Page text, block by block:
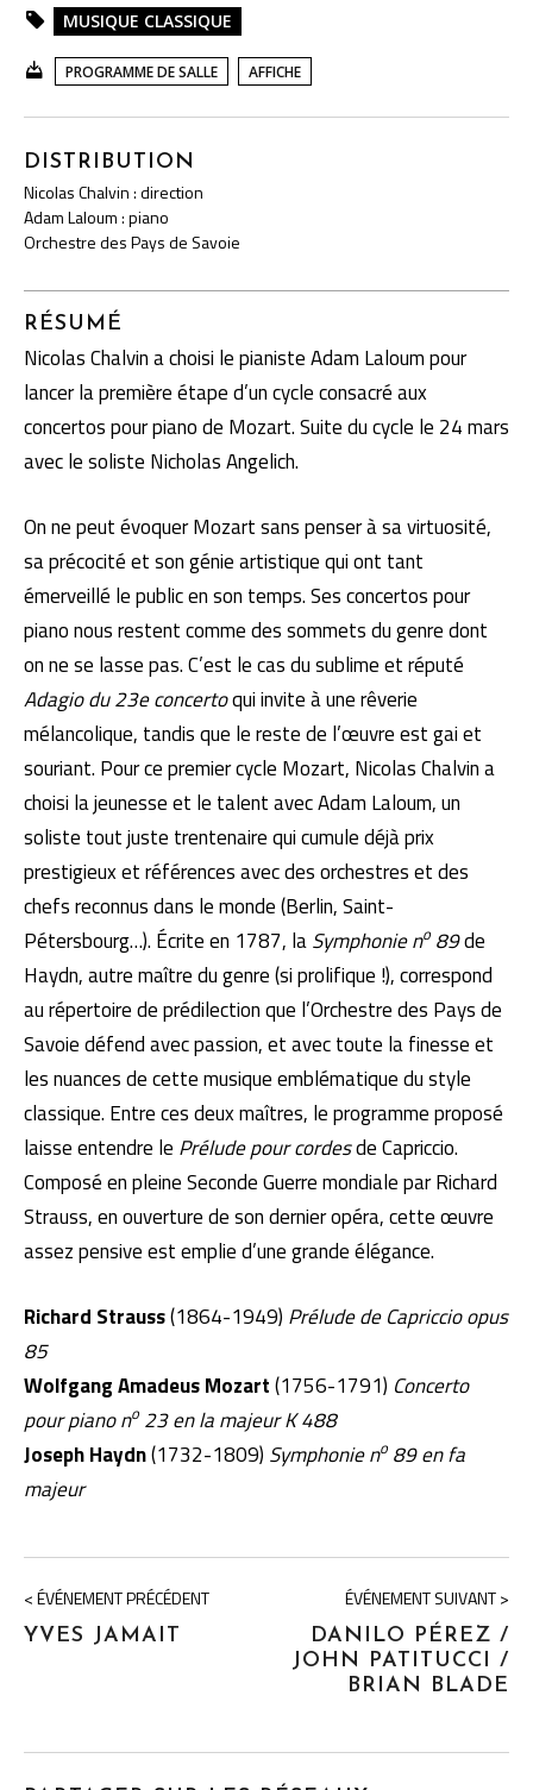
MUSIQUE CLASSIQUE
PROGRAMME DE SALLE AFFICHE
DISTRIBUTION
Nicolas Chalvin : direction
Adam Laloum : piano
Orchestre des Pays de Savoie
RÉSUMÉ
Nicolas Chalvin a choisi le pianiste Adam Laloum pour
lancer la première étape d’un cycle consacré aux
concertos pour piano de Mozart. Suite du cycle le 24 mars
avec le soliste Nicholas Angelich.
On ne peut évoquer Mozart sans penser à sa virtuosité,
sa précocité et son génie artistique qui ont tant
émerveillé le public en son temps. Ses concertos pour
piano nous restent comme des sommets du genre dont
on ne se lasse pas. C’est le cas du sublime et réputé
Adagio du 23e concertoqui invite à une rêverie
mélancolique, tandis que le reste de l’œuvre est gai et
souriant. Pour ce premier cycle Mozart, Nicolas Chalvin a
choisi la jeunesse et le talent avec Adam Laloum, un
soliste tout juste trentenaire qui cumule déjà prix
prestigieux et références avec des orchestres et des
chefs reconnus dans le monde (Berlin, Saint-
Pétersbourg…). Écrite en 1787, laSymphonie no 89de
Haydn, autre maître du genre (si prolifique !), correspond
au répertoire de prédilection que l’Orchestre des Pays de
Savoie défend avec passion, et avec toute la finesse et
les nuances de cette musique emblématique du style
classique. Entre ces deux maîtres, le programme proposé
laisse entendre le Prélude pour cordesde Capriccio.
Composé en pleine Seconde Guerre mondiale par Richard
Strauss, en ouverture de son dernier opéra, cette œuvre
assez pensive est emplie d’une grande élégance.
Richard Strauss(1864-1949) Prélude de Capriccio opus
85
Wolfgang Amadeus Mozart(1756-1791) Concerto
pour piano no 23 en la majeur K 488
Joseph Haydn(1732-1809) Symphonie no 89 en fa
majeur
< ÉVÉNEMENT PRÉCÉDENT
YVES JAMAIT
ÉVÉNEMENT SUIVANT >
DANILO PÉREZ /
JOHN PATITUCCI /
BRIAN BLADE